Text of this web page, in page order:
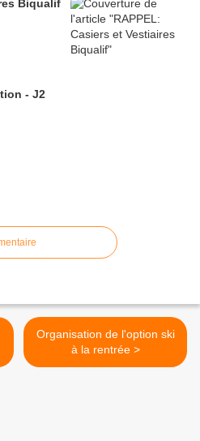
Biqualif
- J2
Organisation de l'option ski
à la rentrée >